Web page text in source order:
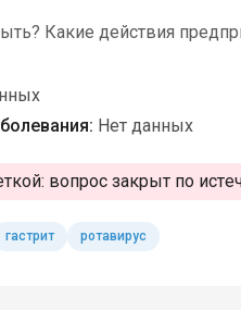
Какие действия
Нет данных
вопрос закрыт по
гастрит ротавирус